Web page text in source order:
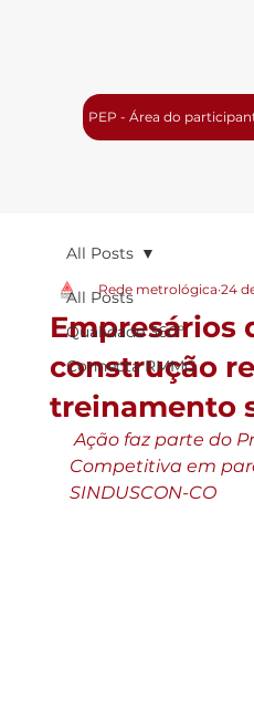
PEP - Área do
All Posts
Qualidade 360º
Connecta RMMG
All Posts
Empresários
construção
treinamento
Rede metrológica 24
Ação faz parte do
Competitiva em
SINDUSCON-CO